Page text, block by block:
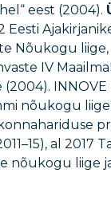
eest (2004).
Eesti
Nõukogu liige,
IV
nõukogu
al 2017
nõukogu liige